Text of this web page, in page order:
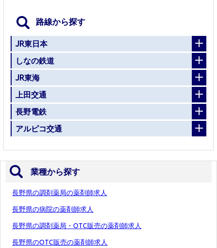
路線から探す
JR東日本
しなの鉄道
JR東海
上田交通
長野電鉄
アルピコ交通
業種から探す
長野県の調剤薬局の薬剤師求人
長野県の病院の薬剤師求人
長野県の調剤薬局・OTC販売の薬剤師求人
長野県のOTC販売の薬剤師求人